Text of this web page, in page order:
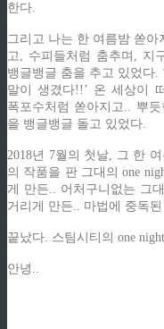
한다.
그리고 나는 한 여름밤 쏟
고, 수피들처럼 춤추며, 지
뱅글뱅글 춤을 추고 있었다
말이 생겼다!!’ 온 세상이
폭포수처럼 쏟아지고.. 뿌
을 뱅글뱅글 돌고 있었다.
2018년 7월의 첫날, 그 한
의 작품을 판 그대의 one
게 만든.. 어처구니없는 그
거리게 만든.. 마법에 중독
끝났다. 스팀시티의 one
안녕..